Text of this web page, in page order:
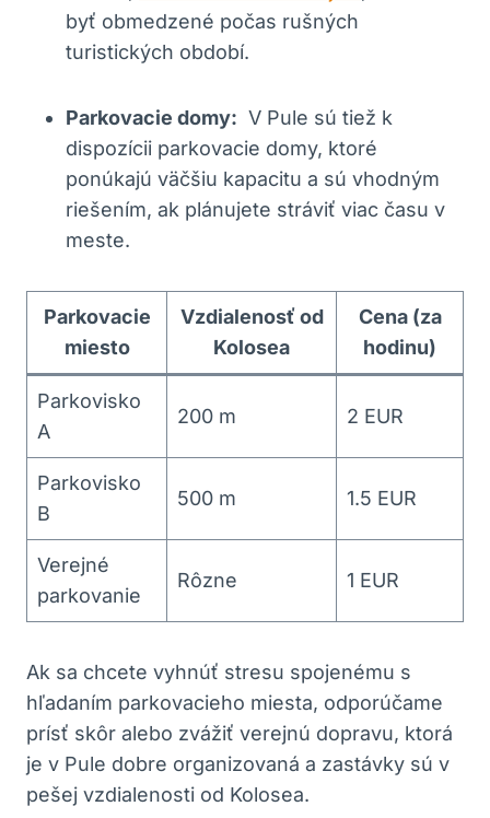
byť obmedzené počas rušných
turistických ⁤období.
Parkovacie domy: ⁤ V Pule sú tiež k
dispozícii parkovacie domy, ktoré
⁣ponúkajú väčšiu kapacitu a sú ⁤vhodným
riešením, ak plánujete‍ stráviť viac času v
meste.
Parkovacie
miesto
Vzdialenosť od
Kolosea
Cena (za
hodinu)
Parkovisko
A
200 m 2 EUR
Parkovisko
B
500 m 1.5 EUR
Verejné
parkovanie
Rôzne 1 EUR
Ak sa chcete vyhnúť stresu spojenému s
hľadaním parkovacieho‍ miesta,‍ odporúčame
prísť skôr alebo zvážiť verejnú‍ dopravu, ktorá
je v Pule dobre ​organizovaná a zastávky sú v⁣
pešej vzdialenosti ⁤od⁢ Kolosea.